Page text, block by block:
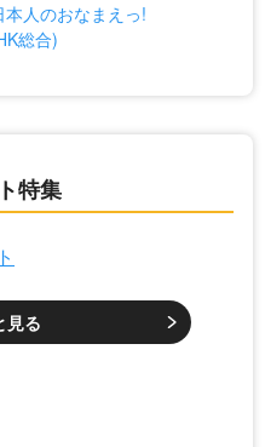
人のおなまえっ!
総合)
特集
見る